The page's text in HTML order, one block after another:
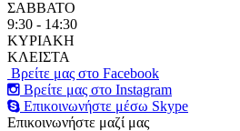
ΣΑΒΒΑΤΟ
9:30 - 14:30
ΚΥΡΙΑΚΗ
ΚΛΕΙΣΤΑ
Βρείτε μας στο Facebook
Βρείτε μας στο Instagram
Επικοινωνήστε μέσω Skype
Επικοινωνήστε μαζί μας